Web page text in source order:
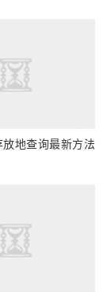
地查询最新方法